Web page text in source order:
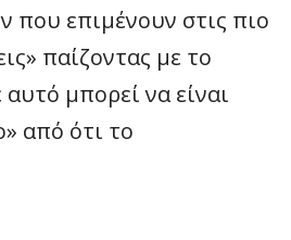
που επιμένουν στις πιο
παίζοντας με το
μπορεί να είναι
από ότι το